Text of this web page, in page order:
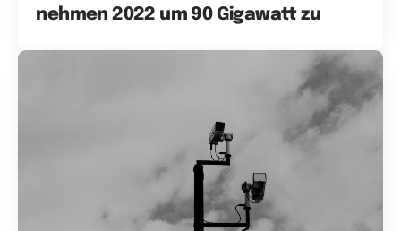
nehmen 2022 um 90 Gigawatt zu